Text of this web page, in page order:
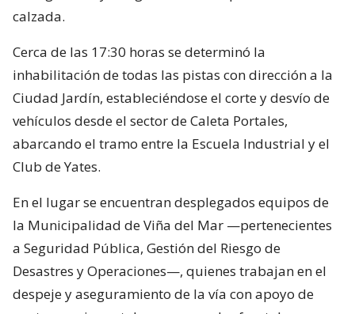
calzada.
Cerca de las 17:30 horas se determinó la
inhabilitación de todas las pistas con dirección a la
Ciudad Jardín, estableciéndose el corte y desvío de
vehículos desde el sector de Caleta Portales,
abarcando el tramo entre la Escuela Industrial y el
Club de Yates.
En el lugar se encuentran desplegados equipos de
la Municipalidad de Viña del Mar —pertenecientes
a Seguridad Pública, Gestión del Riesgo de
Desastres y Operaciones—, quienes trabajan en el
despeje y aseguramiento de la vía con apoyo de